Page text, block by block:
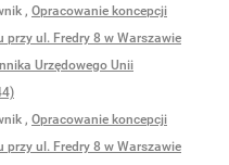
, Opracowanie koncepcji
ul. Fredry 8 w Warszawie
Urzędowego Unii
, Opracowanie koncepcji
ul. Fredry 8 w Warszawie